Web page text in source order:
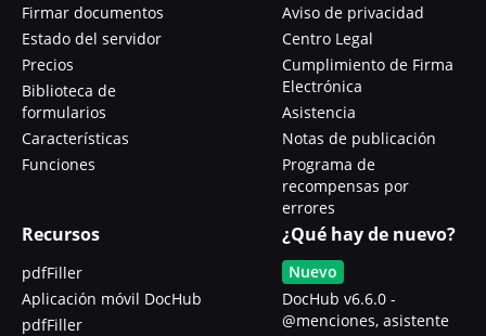
Firmar documentos
Estado del servidor
Precios
Biblioteca de
formularios
Características
Funciones
Aviso de privacidad
Centro Legal
Cumplimiento de Firma
Electrónica
Asistencia
Notas de publicación
Programa de
recompensas por
errores
Recursos
pdfFiller
Aplicación móvil DocHub
pdfFiller
¿Qué hay de nuevo?
Nuevo
DocHub v6.6.0 -
@menciones, asistente